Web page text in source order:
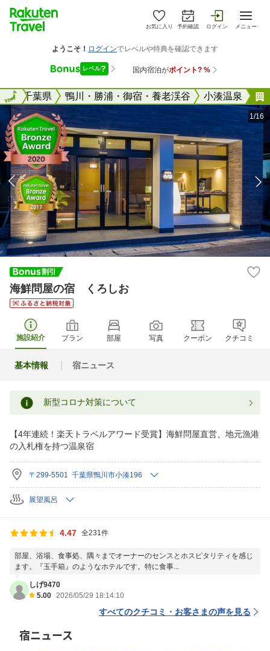
お気に入り 予約確認 ログイン メニュー
全国千葉県 鴨川・勝浦・御宿・養老渓谷 小湊温泉
全国
1/16
海鮮問屋の宿 くろしお
施設紹介 プラン 部屋 写真 クーポン クチコミ
基本情報 宿ニュース
新型コロナ対策について
【4年連続！楽天トラベルアワード受賞】海鮮問屋直営、地元漁港
の入札権を持つ温泉宿
〒299-5501 千葉県鴨川市小湊196
展望風呂
4.47 全231件
部屋、浴場、食事処、隅々までオーナーのセンスとホスピタリティを感じ
ます。『玉手箱』のようなホテルです。特に食事...
しげ9470
5.00 2026/05/29 18:14:10
すべてのクチコミ・お客さまの声を見る
宿ニュース